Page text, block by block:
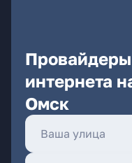
интернета
Омск